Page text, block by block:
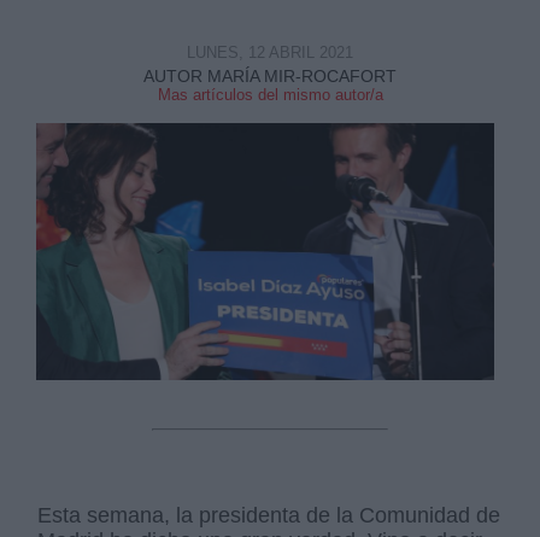
AUTOR MARÍA MIR-ROCAFORT
Mas artículos del mismo autor/a
LUNES, 12 ABRIL 2021
Esta semana, la presidenta de la Comunidad de